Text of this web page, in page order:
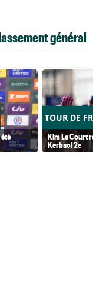
général
TOUR DE
Kim Le Court
Kerbaol 2e